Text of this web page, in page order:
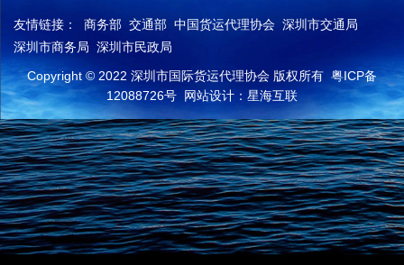
友情链接： 商务部 交通部 中国货运代理协会 深圳市交通局
深圳市商务局 深圳市民政局
Copyright © 2022 深圳市国际货运代理协会 版权所有 粤ICP备
12088726号 网站设计：星海互联